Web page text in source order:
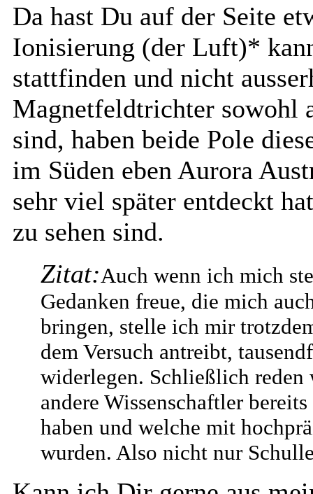
Da hast Du auf der Seite
Ionisierung (der Luft)*
stattfinden und nicht
Magnetfeldtrichter sowohl
sind, haben beide Pole
im Süden eben Aurora
sehr viel später entdeckt
zu sehen sind.
Zitat:Auch wenn ich mich
Gedanken freue, die mich
bringen, stelle ich mir
dem Versuch antreibt,
widerlegen. Schließlich
andere Wissenschaftler
haben und welche mit
wurden. Also nicht nur